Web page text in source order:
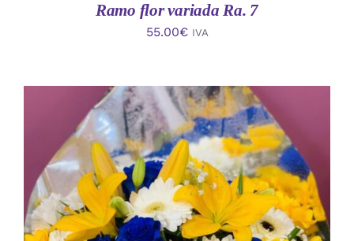
Ramo flor variada Ra. 7
55.00€ IVA
AÑADIR AL CARRITO
/